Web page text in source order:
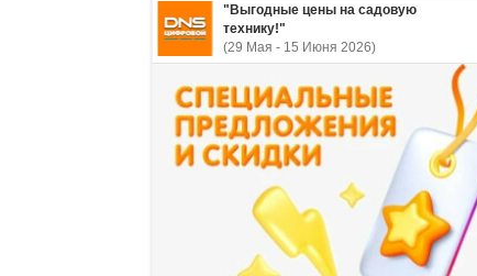
"Выгодные цены на садовую
технику!"
(29 Мая - 15 Июня 2026)